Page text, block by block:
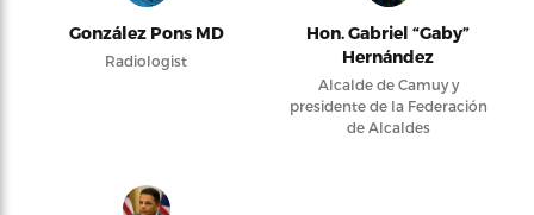
González Pons MD
Radiologist
Hon. Gabriel “Gaby”
Hernández
Alcalde de Camuy y
presidente de la Federación
de Alcaldes